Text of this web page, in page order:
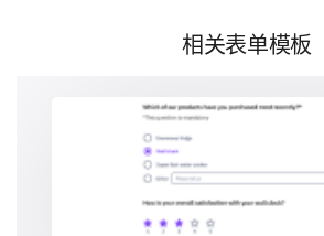
以下哪种说法最能描述您为什么
相关表单模板